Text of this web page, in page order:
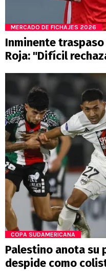
MERCADO DE FICHAJES 2026
Inminente
Roja: "Difícil
COPA SUDAMERICANA
Palestino anota su
despide como